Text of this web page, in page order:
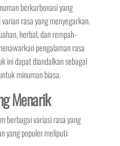
berkarbonasi yang
rasa yang menyegarkan.
herbal, dan rempah-
pengalaman rasa
ini dapat diandalkan sebagai
minuman biasa.
Menarik
berbagai variasi rasa yang
yang populer meliputi: